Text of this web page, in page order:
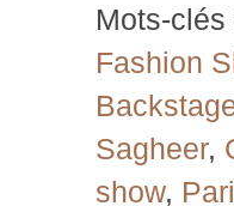
Mots-clés
Fashion
Sagheer,
show,